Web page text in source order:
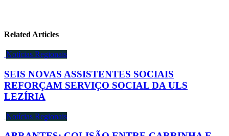
Related Articles
Notícias Regionais
SEIS NOVAS ASSISTENTES SOCIAIS
REFORÇAM SERVIÇO SOCIAL DA ULS
LEZÍRIA
Notícias Regionais